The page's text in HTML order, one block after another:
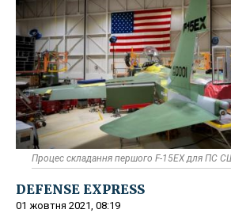
Процес складання першого F-15EX для ПС
DEFENSE EXPRESS
01 жовтня 2021, 08:19